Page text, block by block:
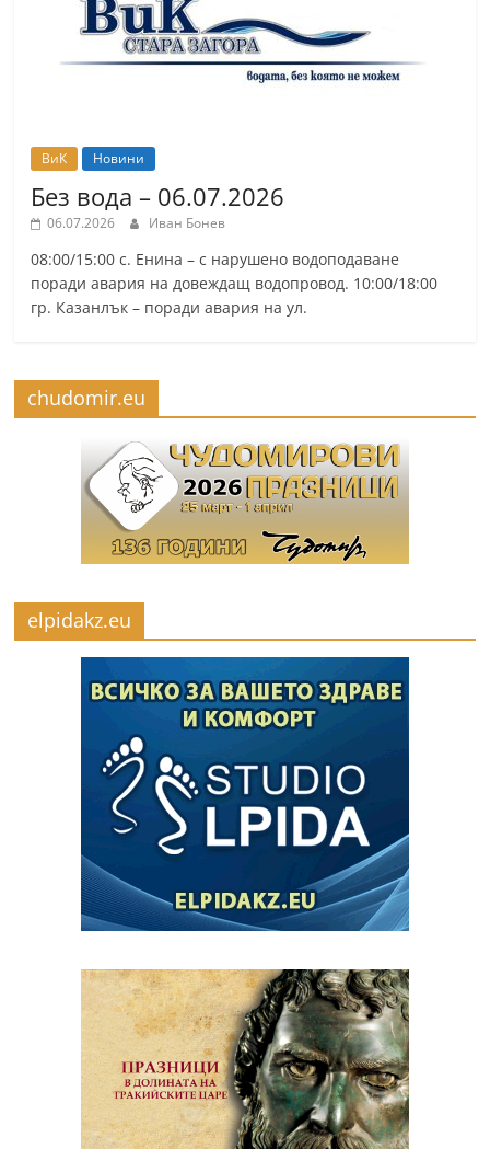
ВиК Новини
Без вода – 06.07.2026
06.07.2026 Иван Бонев
08:00/15:00 с. Енина – с нарушено водоподаване
поради авария на довеждащ водопровод. 10:00/18:00
гр. Казанлък – поради авария на ул.
chudomir.eu
elpidakz.eu